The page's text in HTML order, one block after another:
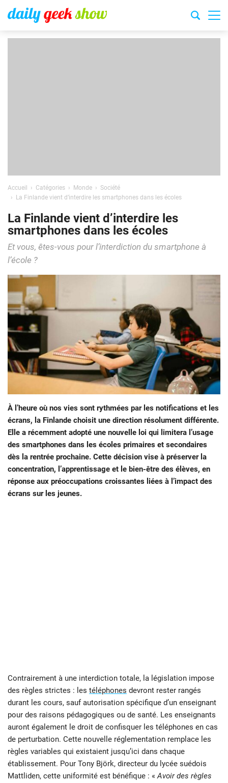
Accueil Catégories Monde
Société
La Finlande vient d’interdire les smartphones dans les écoles
La Finlande vient d’interdire les
smartphones dans les écoles
Et vous, êtes-vous pour l’interdiction du smartphone à
l’école ?
À l’heure où nos vies sont rythmées par les notifications et les
écrans, la Finlande choisit une direction résolument différente.
Elle a récemment adopté une nouvelle loi qui limitera l’usage
des smartphones dans les écoles primaires et secondaires
dès la rentrée prochaine. Cette décision vise à préserver la
concentration, l’apprentissage et le bien-être des élèves, en
réponse aux préoccupations croissantes liées à l’impact des
écrans sur les jeunes.
Contrairement à une interdiction totale, la législation impose
des règles strictes : les téléphones devront rester rangés
durant les cours, sauf autorisation spécifique d’un enseignant
pour des raisons pédagogiques ou de santé. Les enseignants
auront également le droit de confisquer les téléphones en cas
de perturbation. Cette nouvelle réglementation remplace les
règles variables qui existaient jusqu’ici dans chaque
établissement. Pour Tony Björk, directeur du lycée suédois
Mattliden, cette uniformité est bénéfique : « Avoir des règles